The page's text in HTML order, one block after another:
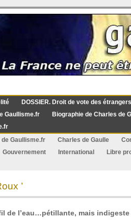
DOSSIER. Droit de vote des étrangers
Gaullisme.fr
Biographie de Charles de
de Gaullisme.fr Charles de Gaulle
Gouvernement International Libre
’
de l’eau…pétillante, mais indigeste